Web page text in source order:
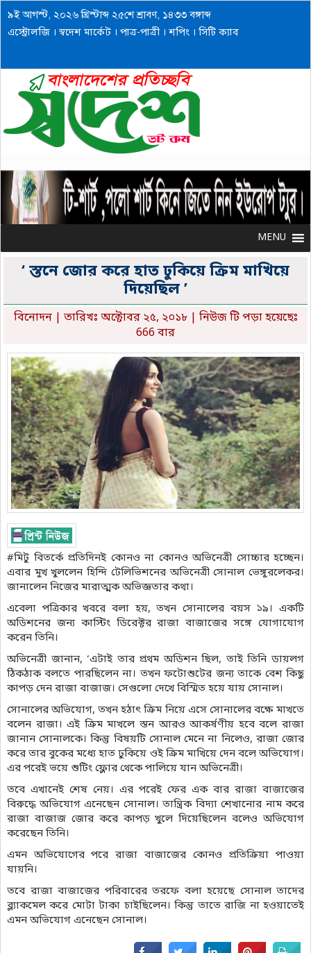
৯ই আগস্ট, ২০২৬ খ্রিস্টাব্দ ২৫শে শ্রাবণ, ১৪৩৩ বঙ্গাব্দ
এস্ট্রোলজি । স্বদেশ মার্কেট । পাত্র-পাত্রী । শপিং । সিটি ক্যাব
MENU
MENU
‘ স্তনে জোর করে হাত ঢুকিয়ে ক্রিম মাখিয়ে
দিয়েছিল ’
বিনোদন| তারিখঃ অক্টোবর ২৫, ২০১৮ | নিউজ টি পড়া হয়েছেঃ
666 বার
#মিটু বিতর্কে প্রতিদিনই কোনও না কোনও অভিনেত্রী সোচ্চার হচ্ছেন।
এবার মুখ খুললেন হিন্দি টেলিভিশনের অভিনেত্রী সোনাল ভেঙ্গুরলেকর।
জানালেন নিজের মারাত্মক অভিজ্ঞতার কথা।
এবেলা পত্রিকার খবরে বলা হয়, তখন সোনালের বয়স ১৯। একটি
অডিশনের জন্য কাস্টিং ডিরেক্টর রাজা বাজাজের সঙ্গে যোগাযোগ
করেন তিনি।
অভিনেত্রী জানান, ‘এটাই তার প্রথম অডিশন ছিল, তাই তিনি ডায়লগ
ঠিকঠাক বলতে পারছিলেন না। তখন ফটোশুটের জন্য তাকে বেশ কিছু
কাপড় দেন রাজা বাজাজ। সেগুলো দেখে বিস্মিত হয়ে যায় সোনাল।
সোনালের অভিযোগ, তখন হঠাৎ ক্রিম নিয়ে এসে সোনালের বক্ষে মাখতে
বলেন রাজা। এই ক্রিম মাখলে স্তন আরও আকর্ষণীয় হবে বলে রাজা
জানান সোনালকে। কিন্তু বিষয়টি সোনাল মেনে না নিলেও, রাজা জোর
করে তার বুকের মধ্যে হাত ঢুকিয়ে ওই ক্রিম মাখিয়ে দেন বলে অভিযোগ।
এর পরেই ভয়ে শুটিং ফ্লোর থেকে পালিয়ে যান অভিনেত্রী।
তবে এখানেই শেষ নেয়। এর পরেই ফের এক বার রাজা বাজাজের
বিরুদ্ধে অভিযোগ এনেছেন সোনাল। তান্ত্রিক বিদ্যা শেখানোর নাম করে
রাজা বাজাজ জোর করে কাপড় খুলে দিয়েছিলেন বলেও অভিযোগ
করেছেন তিনি।
এমন অভিযোগের পরে রাজা বাজাজের কোনও প্রতিক্রিয়া পাওয়া
যায়নি।
তবে রাজা বাজাজের পরিবারের তরফে বলা হয়েছে সোনাল তাদের
ব্ল্যাকমেল করে মোটা টাকা চাইছিলেন। কিন্তু তাতে রাজি না হওয়াতেই
এমন অভিযোগ এনেছেন সোনাল।